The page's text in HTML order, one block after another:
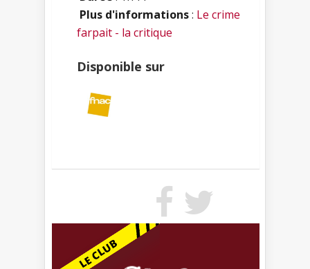
Plus d'informations: Le crime
farpait - la critique
Disponible sur